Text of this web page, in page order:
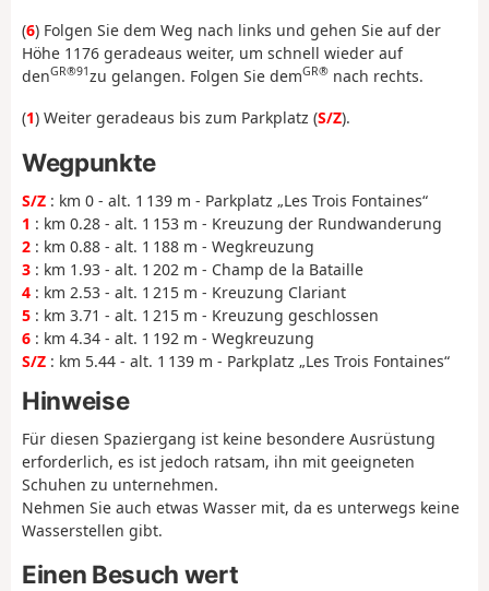
(6) Folgen Sie dem Weg nach links und gehen Sie auf der
Höhe 1176 geradeaus weiter, um schnell wieder auf
denGR®91zu gelangen. Folgen Sie demGR® nach rechts.
(1) Weiter geradeaus bis zum Parkplatz (S/Z).
Wegpunkte
S/Z : km 0 - alt. 1 139 m - Parkplatz „Les Trois Fontaines“
1 : km 0.28 - alt. 1 153 m - Kreuzung der Rundwanderung
2 : km 0.88 - alt. 1 188 m - Wegkreuzung
3 : km 1.93 - alt. 1 202 m - Champ de la Bataille
4 : km 2.53 - alt. 1 215 m - Kreuzung Clariant
5 : km 3.71 - alt. 1 215 m - Kreuzung geschlossen
6 : km 4.34 - alt. 1 192 m - Wegkreuzung
S/Z : km 5.44 - alt. 1 139 m - Parkplatz „Les Trois Fontaines“
Hinweise
Für diesen Spaziergang ist keine besondere Ausrüstung
erforderlich, es ist jedoch ratsam, ihn mit geeigneten
Schuhen zu unternehmen.
Nehmen Sie auch etwas Wasser mit, da es unterwegs keine
Wasserstellen gibt.
Einen Besuch wert